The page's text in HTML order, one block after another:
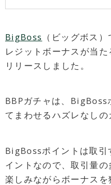
BigBoss （ビッグボス
レジットボーナスが当
リリースしました。
BBPガチャは、BigBoss
てまわせるハズレなしの
BigBossポイントは取引
イントなので、取引量
楽しみながらボーナスを